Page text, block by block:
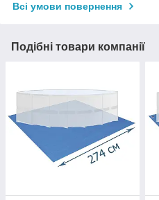
Всі умови повернення
Подібні товари компанії